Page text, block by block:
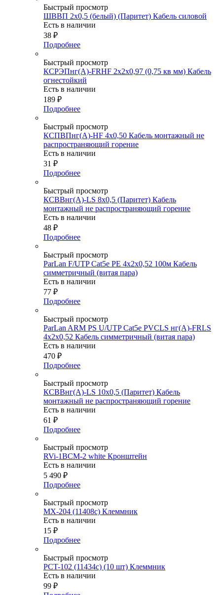
Быстрый просмотр
ШВВП 2х0,5 (белый) (Паритет) Кабель силовой
Есть в наличии
38 ₽
Подробнее
Быстрый просмотр
КСРЭПнг(А)-FRHF 2х2х0,97 (0,75 кв мм) Кабель
огнестойкий
Есть в наличии
189 ₽
Подробнее
Быстрый просмотр
КСПВПнг(А)-HF 4х0,50 Кабель монтажный не
распространяющий горение
Есть в наличии
31 ₽
Подробнее
Быстрый просмотр
КСВВнг(А)-LS 8х0,5 (Паритет) Кабель
монтажный не распространяющий горение
Есть в наличии
48 ₽
Подробнее
Быстрый просмотр
ParLan F/UTP Cat5e PE 4х2х0,52 100м Кабель
симметричный (витая пара)
Есть в наличии
77 ₽
Подробнее
Быстрый просмотр
ParLan ARM PS U/UTP Cat5e PVCLS нг(А)-FRLS
4х2x0,52 Кабель симметричный (витая пара)
Есть в наличии
470 ₽
Подробнее
Быстрый просмотр
КСВВнг(А)-LS 10х0,5 (Паритет) Кабель
монтажный не распространяющий горение
Есть в наличии
61 ₽
Подробнее
Быстрый просмотр
RVi-1BCM-2 white Кронштейн
Есть в наличии
5 490 ₽
Подробнее
Быстрый просмотр
MX-204 (11408c) Клеммник
Есть в наличии
15 ₽
Подробнее
Быстрый просмотр
PCT-102 (11434c) (10 шт) Клеммник
Есть в наличии
99 ₽